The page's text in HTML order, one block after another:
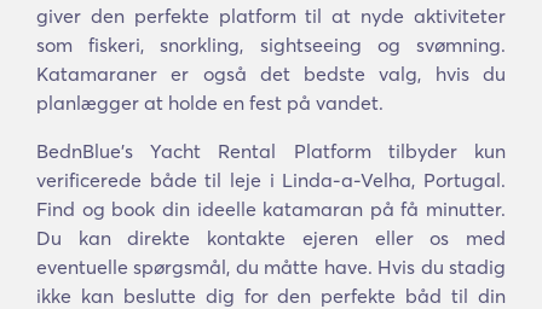
giver den perfekte platform til at nyde aktiviteter
som fiskeri, snorkling, sightseeing og svømning.
Katamaraner er også det bedste valg, hvis du
planlægger at holde en fest på vandet.
BednBlue's Yacht Rental Platform tilbyder kun
verificerede både til leje i Linda-a-Velha, Portugal.
Find og book din ideelle katamaran på få minutter.
Du kan direkte kontakte ejeren eller os med
eventuelle spørgsmål, du måtte have. Hvis du stadig
ikke kan beslutte dig for den perfekte båd til din